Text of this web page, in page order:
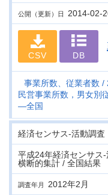
公開（更新）日 2014-02-
CSV DB
事業所数、従業者数
民営事業所数，男女別
―全国
経済センサス‐活動調査
平成24年経済センサス
横断的集計 / 全国結果
調査年月 2012年2月